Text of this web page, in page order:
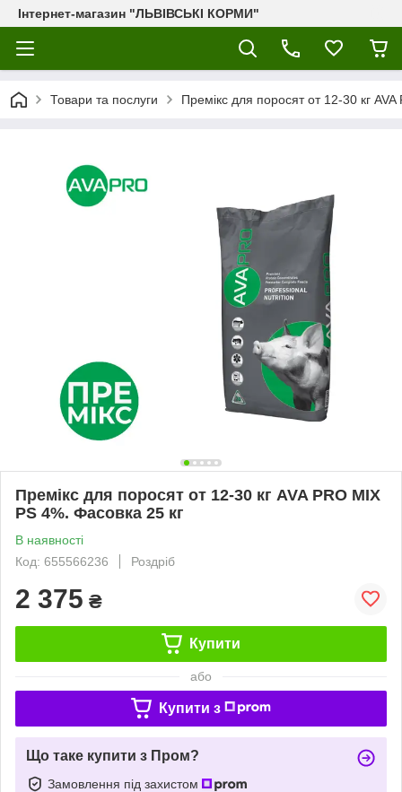
Інтернет-магазин "ЛЬВІВСЬКІ КОРМИ"
Товари та послуги Премікс для поросят от 12-30 кг
Премікс для поросят от 12-30 кг AVA PRO MIX
PS 4%. Фасовка 25 кг
В наявності
Код: 655566236
Роздріб
2 375 ₴
Купити
або
Купити з
Що таке купити з Пром?
Замовлення під захистом